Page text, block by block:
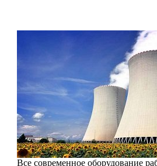
Все современное оборудование